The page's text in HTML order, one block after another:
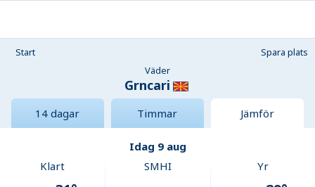
Start
Spara plats
Väder
Grncari
14 dagar Timmar Jämför
Idag 9 aug
Klart
SMHI Yr